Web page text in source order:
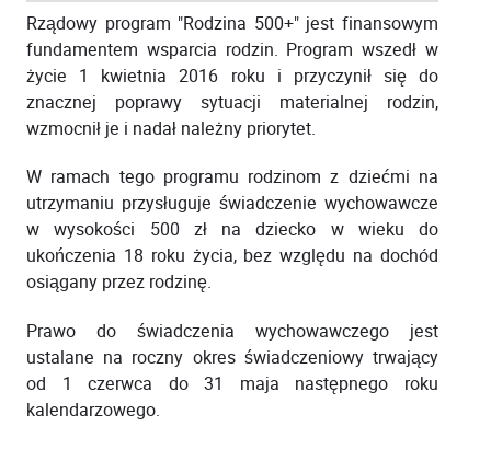
Rządowy program "Rodzina 500+" jest finansowym
fundamentem wsparcia rodzin. Program wszedł w
życie 1 kwietnia 2016 roku i przyczynił się do
znacznej poprawy sytuacji materialnej rodzin,
wzmocnił je i nadał należny priorytet.
W ramach tego programu rodzinom z dziećmi na
utrzymaniu przysługuje świadczenie wychowawcze
w wysokości 500 zł na dziecko w wieku do
ukończenia 18 roku życia, bez względu na dochód
osiągany przez rodzinę.
Prawo do świadczenia wychowawczego jest
ustalane na roczny okres świadczeniowy trwający
od 1 czerwca do 31 maja następnego roku
kalendarzowego.